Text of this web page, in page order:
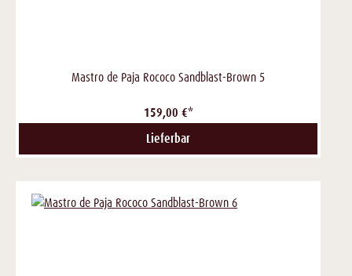
Mastro de Paja Rococo Sandblast-Brown 5
159,00 €*
Lieferbar